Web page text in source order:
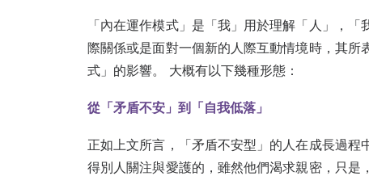
「內在運作模式」是「我」用於理解「人」，
際關係或是面對一個新的人際互動情境時，其
式」的影響。 大概有以下幾種形態：
從「矛盾不安」到「自我低落」
正如上文所言，「矛盾不安型」的人在成長過
得別人關注與愛護的，雖然他們渴求親密，只